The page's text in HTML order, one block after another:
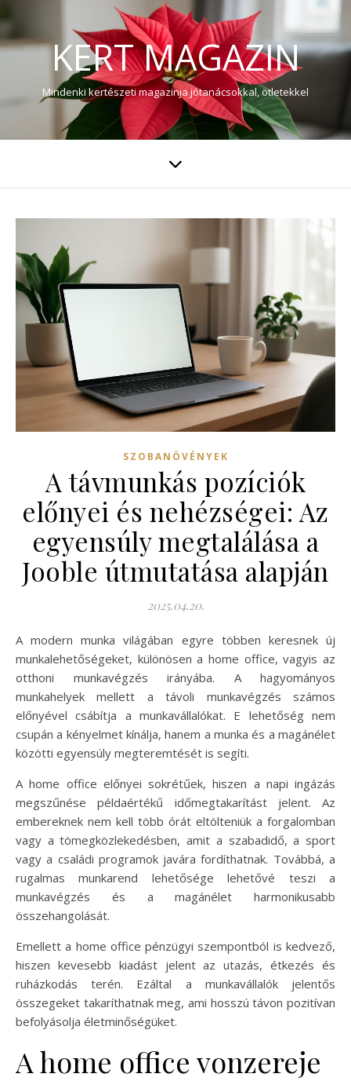
KERT MAGAZIN
Mindenki kertészeti magazinja jótanácsokkal, ötletekkel
SZOBANÖVÉNYEK
A távmunkás pozíciók
előnyei és nehézségei: Az
egyensúly megtalálása a
Jooble útmutatása alapján
2025.04.20.
A modern munka világában egyre többen keresnek új
munkalehetőségeket, különösen a home office, vagyis az
otthoni munkavégzés irányába. A hagyományos
munkahelyek mellett a távoli munkavégzés számos
előnyével csábítja a munkavállalókat. E lehetőség nem
csupán a kényelmet kínálja, hanem a munka és a magánélet
közötti egyensúly megteremtését is segíti.
A home office előnyei sokrétűek, hiszen a napi ingázás
megszűnése példaértékű időmegtakarítást jelent. Az
embereknek nem kell több órát eltölteniük a forgalomban
vagy a tömegközlekedésben, amit a szabadidő, a sport
vagy a családi programok javára fordíthatnak. Továbbá, a
rugalmas munkarend lehetősége lehetővé teszi a
munkavégzés és a magánélet harmonikusabb
összehangolását.
Emellett a home office pénzügyi szempontból is kedvező,
hiszen kevesebb kiadást jelent az utazás, étkezés és
ruházkodás terén. Ezáltal a munkavállalók jelentős
összegeket takaríthatnak meg, ami hosszú távon pozitívan
befolyásolja életminőségüket.
A home office vonzereje